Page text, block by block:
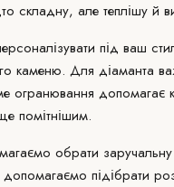
складну, але теплішу й
під ваш
каменю. Для діаманта
огранювання допомагає
помітнішим.
обрати
допомагаємо підібрати